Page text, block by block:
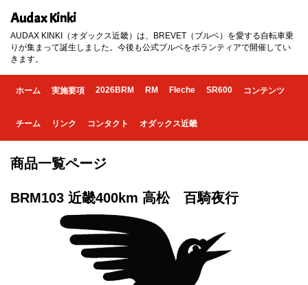
Audax Kinki
AUDAX KINKI（オダックス近畿）は、BREVET（ブルベ）を愛する自転車乗
りが集まって誕生しました。今後も公式ブルベをボランティアで開催してい
きます。
ホーム 実施要項 2026BRM RM Fleche SR600 コンテンツ
チーム リンク コンタクト オダックス近畿
商品一覧ページ
BRM103 近畿400km 高松 百騎夜行